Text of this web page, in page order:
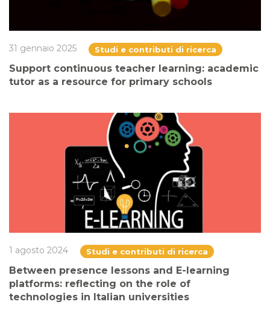
31 gennaio 2025 Studi e contributi di ricerca
Support continuous teacher learning: academic
tutor as a resource for primary schools
1 agosto 2024 Studi e contributi di ricerca
Between presence lessons and E-learning
platforms: reflecting on the role of
technologies in Italian universities